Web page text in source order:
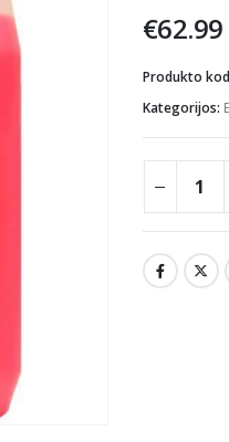
€62.99
Produkto
Kategorijos: